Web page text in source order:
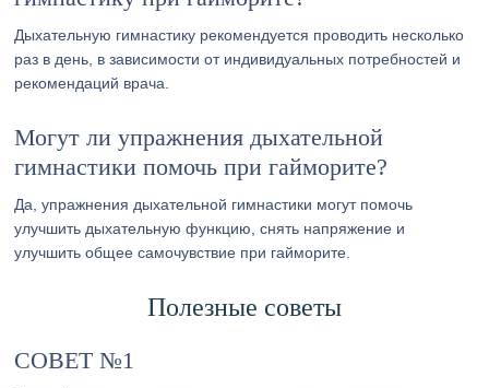
Дыхательную гимнастику рекомендуется проводить несколько
раз в день, в зависимости от индивидуальных потребностей и
рекомендаций врача.
Могут ли упражнения дыхательной
гимнастики помочь при гайморите?
Да, упражнения дыхательной гимнастики могут помочь
улучшить дыхательную функцию, снять напряжение и
улучшить общее самочувствие при гайморите.
Полезные советы
СОВЕТ №1